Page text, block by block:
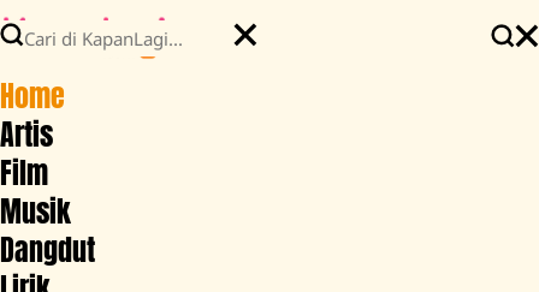
Home
Artis
Film
Musik
Dangdut